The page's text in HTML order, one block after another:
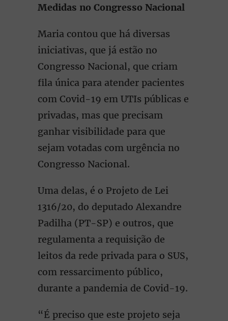
Medidas no Congresso Nacional
Maria contou que há diversas
iniciativas, que já estão no
Congresso Nacional, que criam
fila única para atender pacientes
com Covid-19 em UTIs públicas e
privadas, mas que precisam
ganhar visibilidade para que
sejam votadas com urgência no
Congresso Nacional.
Uma delas, é o Projeto de Lei
1316/20, do deputado Alexandre
Padilha (PT-SP) e outros, que
regulamenta a requisição de
leitos da rede privada para o SUS,
com ressarcimento público,
durante a pandemia de Covid-19.
“É preciso que este projeto seja